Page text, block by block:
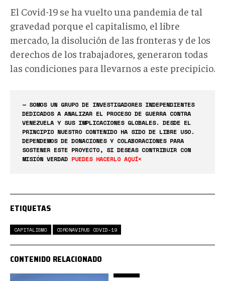
El Covid-19 se ha vuelto una pandemia de tal
gravedad porque el capitalismo, el libre
mercado, la disolución de las fronteras y de los
derechos de los trabajadores, generaron todas
las condiciones para llevarnos a este precipicio.
— SOMOS UN GRUPO DE INVESTIGADORES INDEPENDIENTES
DEDICADOS A ANALIZAR EL PROCESO DE GUERRA CONTRA
VENEZUELA Y SUS IMPLICACIONES GLOBALES. DESDE EL
PRINCIPIO NUESTRO CONTENIDO HA SIDO DE LIBRE USO.
DEPENDEMOS DE DONACIONES Y COLABORACIONES PARA
SOSTENER ESTE PROYECTO, SI DESEAS CONTRIBUIR CON
MISIÓN VERDAD PUEDES HACERLO AQUÍ<
ETIQUETAS
CAPITALISMO CORONAVIRUS COVID-19
CONTENIDO RELACIONADO